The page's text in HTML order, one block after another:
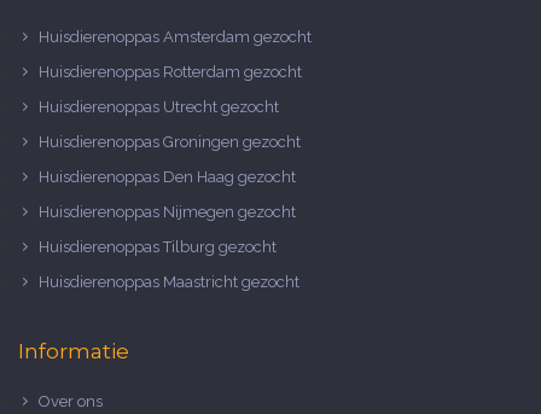
Huisdierenoppas Amsterdam gezocht
Huisdierenoppas Rotterdam gezocht
Huisdierenoppas Utrecht gezocht
Huisdierenoppas Groningen gezocht
Huisdierenoppas Den Haag gezocht
Huisdierenoppas Nijmegen gezocht
Huisdierenoppas Tilburg gezocht
Huisdierenoppas Maastricht gezocht
Informatie
Over ons